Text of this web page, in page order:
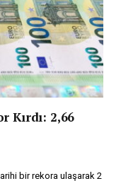
Kırdı: 2,66
bir rekora ulaşarak 2